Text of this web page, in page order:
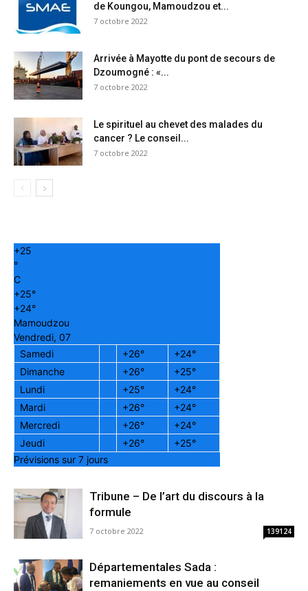
de Koungou, Mamoudzou et...
7 octobre 2022
Arrivée à Mayotte du pont de secours de
Dzoumogné : «...
7 octobre 2022
Le spirituel au chevet des malades du
cancer ? Le conseil...
7 octobre 2022
+25
°
C
+25°
+24°
Mamoudzou
Vendredi, 07
Samedi
+26° +24°
Dimanche
+26° +25°
Lundi
+25° +24°
Mardi
+26° +24°
Mercredi
+26° +24°
Jeudi
+26° +25°
Prévisions sur 7 jours
Tribune – De l’art du discours à la
formule
7 octobre 2022 139124
Départementales Sada :
remaniements en vue au conseil